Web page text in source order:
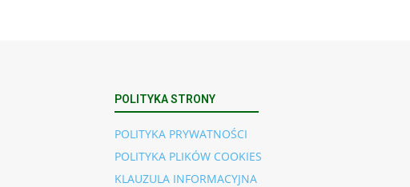
POLITYKA STRONY
POLITYKA PRYWATNOŚCI
POLITYKA PLIKÓW COOKIES
KLAUZULA INFORMACYJNA